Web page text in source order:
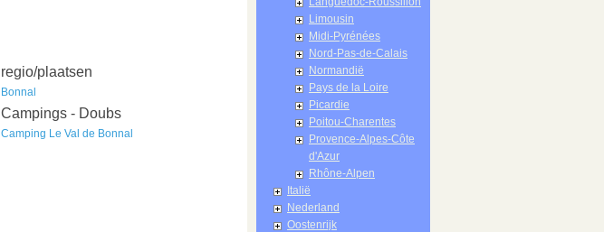
regio/plaatsen
Bonnal
Campings - Doubs
Camping Le Val de Bonnal
Limousin
Midi-Pyrénées
Nord-Pas-de-Calais
Normandië
Pays de la Loire
Picardie
Poitou-Charentes
Provence-Alpes-Côte
d'Azur
Rhône-Alpen
Italië
Nederland
Oostenrijk